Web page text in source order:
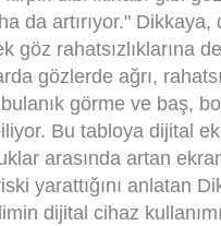
da artırıyor." Dikkaya,
rahatsızlıklarına
gözlerde ağrı,
görme ve baş,
Bu tabloya dijital
arasında artan
yarattığını anlatan
dijital cihaz